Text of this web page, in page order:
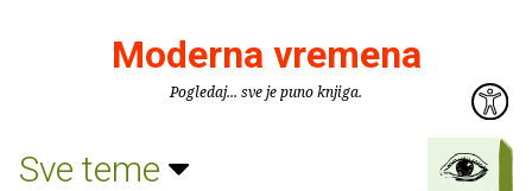
Moderna vremena
Pogledaj... sve je puno knjiga.
Sve teme